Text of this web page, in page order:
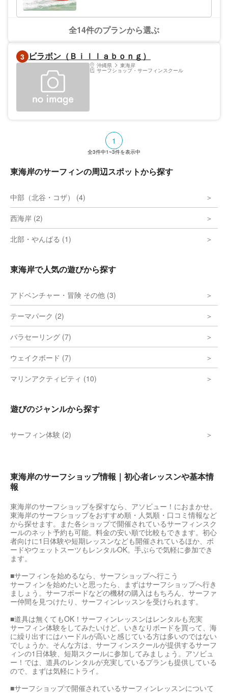
旅行が終わったあとにも、写真や映像をみて
余韻に浸れることは最上級の贅沢です。 沖
縄でサーフィンデビューしたい方、沖縄で波
がいて不安な方、ぜひぜひアイランドカラー
で安全で楽しいサーフィンをご体験くださ
い。
お気軽にお問い合わせください。沖縄旅行で
の思い出作りのお手伝いをいたします。
全14件のプランから選ぶ
3 ビラボン（Ｂｉｌｌａｂｏｎｇ）
沖縄県 東海岸
サーフショップ・サーフィンスクール
1
全3件中1~3件を表示中
東海岸のサーフィンの周辺スポットから探す
中部（北谷・コザ） (4)
西海岸 (2)
北部・やんばる (1)
東海岸で人気の遊びから探す
アドベンチャー・冒険 その他 (3)
テーマパーク (2)
パラセーリング (7)
ウェイクボード (7)
マリンアクティビティ (10)
遊びのジャンルから探す
サーフィン体験 (2)
東海岸のサーフショップ情報｜初心者レッスンや基本情
報
東海岸のサーフショップを探すなら、アソビュー！におまかせ。
東海岸のサーフショップをおすすめ順・人気順・口コミ情報など
から探せます。また各ショップで開催されているサーフィンスク
ールのネット予約も可能。料金の安い順で比較もできます。初心
者向けに1日体験や短期レッスンなども開催されているほか、ボ
ードやウェットスーツもレンタルOK。手ぶらで気軽に参加でき
ます。
■サーフィンを始めるなら、サーフショップへ行こう
サーフィンを始めたいと思ったら、まずはサーフショップへ行き
ましょう。サーフボードなどの機材の購入はもちろん、サーファ
ー仲間を見つけたり、サーフィンレッスンを受けられます。
■道具は無くてもOK！サーフィンレッスンはレンタルも充実
サーフィン体験をしてみたいけど、いきなりボードを買って、海
に繰り出すにはハードルが高いと感じている方は多いのではない
でしょうか。そんな方は、サーフィンスクールが提供するサーフ
ィンの1日体験、短期スクールに参加してみましょう。アソビュ
ー！では、道具のレンタルが充実しているプランも提供している
ので、まずは気軽にトライ。
■サーフショップで開催されているサーフィンレッスンについて